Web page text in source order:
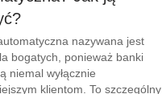
nazywana jest
bogatych, ponieważ banki
niemal wyłącznie
klientom. To szczególny